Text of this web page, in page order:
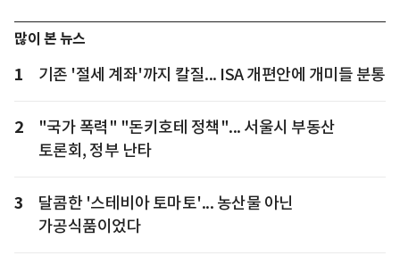
많이 본 뉴스
1 기존 '절세 계좌'까지 칼질... ISA 개편안에 개미들 분통
2
"국가 폭력" "돈키호테 정책"... 서울시 부동산
토론회, 정부 난타
3
달콤한 '스테비아 토마토'... 농산물 아닌
가공식품이었다